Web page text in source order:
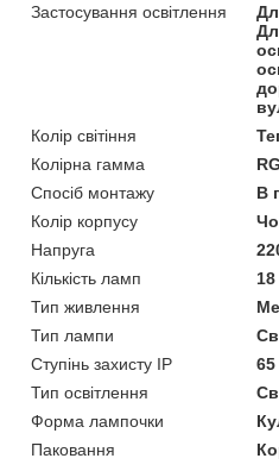
Застосування освітлення
Колір світіння
Колірна гамма
Спосіб монтажу
В
Колір корпусу
Напруга
Кількість ламп
Тип живлення
Тип лампи
Ступінь захисту IP
65
Тип освітлення
Форма лампочки
Паковання